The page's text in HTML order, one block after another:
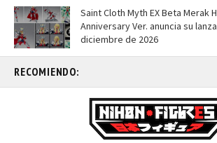
Saint Cloth Myth EX Beta Merak
Anniversary Ver. anuncia su
diciembre de 2026
RECOMIENDO: